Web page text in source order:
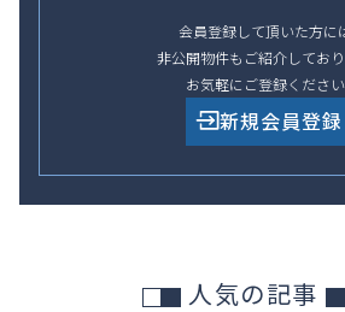
会員登録して頂いた方に
非公開物件もご紹介してお
お気軽にご登録ください
新規会員登録
人気の記事